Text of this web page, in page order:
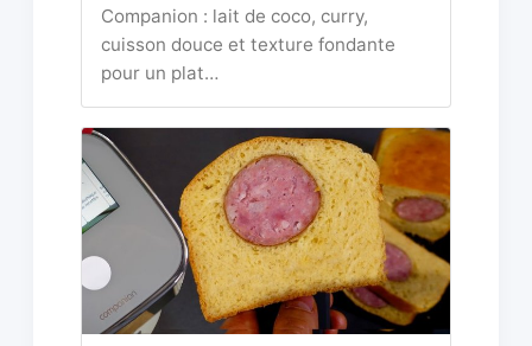
Companion : lait de coco, curry,
cuisson douce et texture fondante
pour un plat…